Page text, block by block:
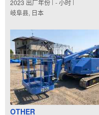
2023 出厂年份 -小时
岐阜县, 日本
OTHER